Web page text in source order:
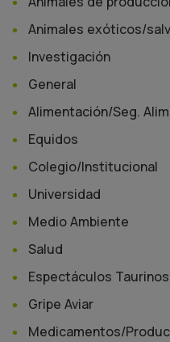
Animales exóticos/
Investigación
General
Alimentación/Seg.
Equidos
Colegio/Institucional
Universidad
Medio Ambiente
Salud
Espectáculos Taurinos
Gripe Aviar
Medicamentos/